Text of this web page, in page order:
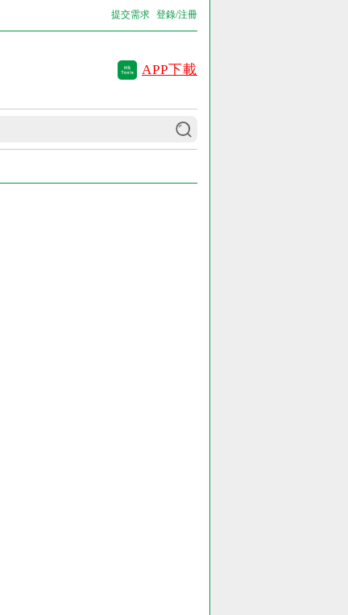
提交需求 登錄/注冊
APP下載